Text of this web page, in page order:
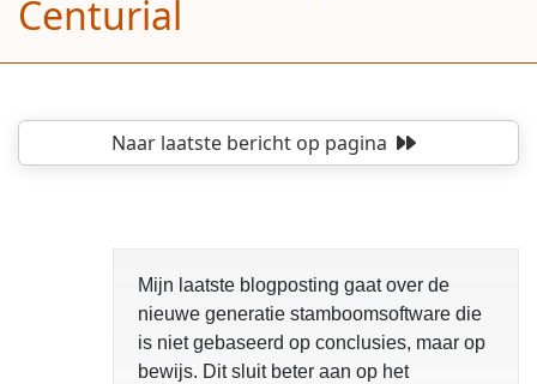
Centurial
Naar laatste berichtop pagina
Mijn laatste blogposting gaat over de
nieuwe generatie stamboomsoftware die
is niet gebaseerd op conclusies, maar op
bewijs. Dit sluit beter aan op het